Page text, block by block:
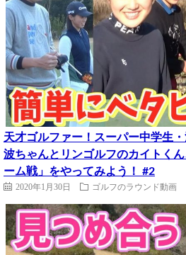
天才ゴルファー！スーパー中学生
波ちゃんとリンゴルフのカイトく
ーム戦」をやってみよう！ #2
2020年1月30日 ゴルフのラウンド動画